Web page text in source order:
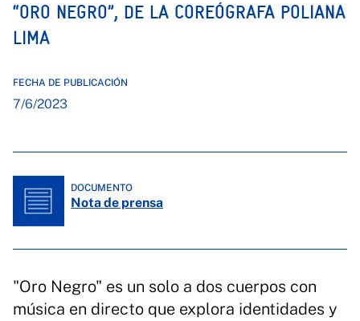
“ORO NEGRO”, DE LA COREÓGRAFA POLIANA
LIMA
FECHA DE PUBLICACIÓN
7/6/2023
DOCUMENTO
Nota de prensa
"Oro Negro" es un solo a dos cuerpos con
música en directo que explora identidades y